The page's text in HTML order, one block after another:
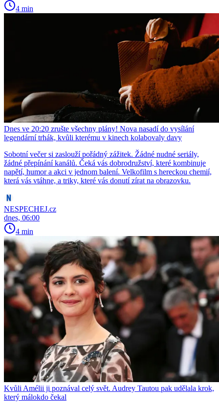
4 min
Dnes ve 20:20 zrušte všechny plány! Nova nasadí do vysílání
legendární trhák, kvůli kterému v kinech kolabovaly davy
Sobotní večer si zaslouží pořádný zážitek. Žádné nudné seriály,
žádné přepínání kanálů. Čeká vás dobrodružství, které kombinuje
napětí, humor a akci v jednom balení. Velkofilm s hereckou chemií,
která vás vtáhne, a triky, které vás donutí zírat na obrazovku.
NESPECHEJ.cz
dnes, 06:00
4 min
Kvůli Amélii ji poznával celý svět. Audrey Tautou pak udělala krok,
který málokdo čekal